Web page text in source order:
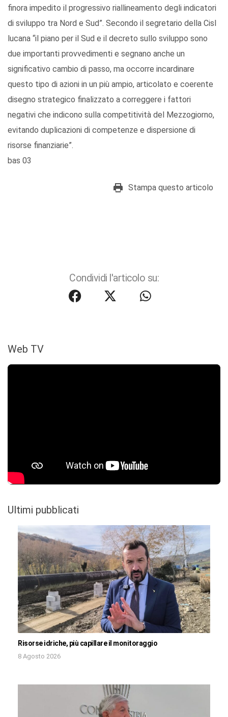
finora impedito il progressivo riallineamento degli indicatori
di sviluppo tra Nord e Sud”. Secondo il segretario della Cisl
lucana “il piano per il Sud e il decreto sullo sviluppo sono
due importanti provvedimenti e segnano anche un
significativo cambio di passo, ma occorre incardinare
questo tipo di azioni in un più ampio, articolato e coerente
disegno strategico finalizzato a correggere i fattori
negativi che indicono sulla competitività del Mezzogiorno,
evitando duplicazioni di competenze e dispersione di
risorse finanziarie”.
bas 03
Stampa questo articolo
Condividi l'articolo su:
Web TV
Ultimi pubblicati
Risorse idriche, più capillare il monitoraggio
8 Agosto 2026